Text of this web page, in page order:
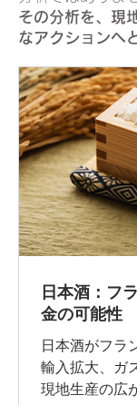
その分析を、現
なアクションへ
日本酒：フ
金の可能性
日本酒がフラ
輸入拡大、ガ
現地生産の広